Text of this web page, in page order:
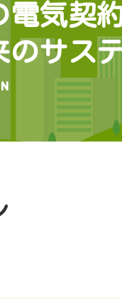
気契
のサス